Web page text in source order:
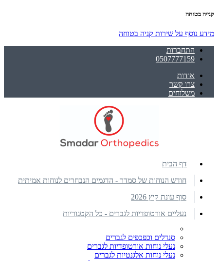
קנייה בטוחה
מידע נוסף על שירות קניה בטוחה
התחברות
0507777159
אודות
צרו קשר
משלוחים
דף הבית
חודש הנוחות של סמדר - הדגמים הנבחרים לנוחות אמיתית
סוף עונת קיץ 2026
נעליים אורטופדיות לגברים - כל הקטגוריות
סנדלים וכפכפים לגברים
נעלי נוחות אורטופדיות לגברים
נעלי נוחות אלגנטיות לגברים